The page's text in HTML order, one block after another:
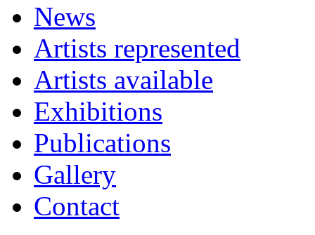
News
Artists represented
Artists available
Exhibitions
Publications
Gallery
Contact